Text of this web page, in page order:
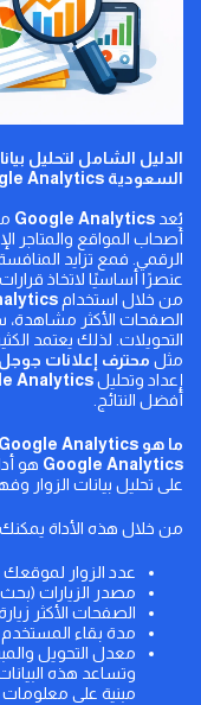
الدليل الشامل لتحليل
السعودية Analytics
يُعد Google Analytics
أصحاب المواقع والمتاجر
الرقمي. فمع تزايد
عنصرًا أساسيًا لاتخاذ
من خلال استخدام
الصفحات الأكثر
التحويلات. لذلك يعتمد
مثل محترف إعلانات
إعداد وتحليلAnalytics
أفضل النتائج.
ما هو
Google Analytics هو
على تحليل بيانات الزوار
من خلال هذه الأداة
عدد الزوار لموقعك
مصدر الزيارات
الصفحات الأكثر
مدة بقاء
معدل التحويل
وتساعد هذه
مبنية على